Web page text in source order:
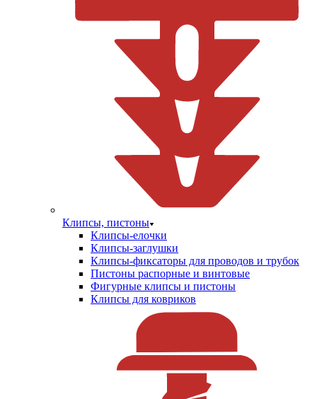
Клипсы, пистоны
Клипсы-елочки
Клипсы-заглушки
Клипсы-фиксаторы для проводов и трубок
Пистоны распорные и винтовые
Фигурные клипсы и пистоны
Клипсы для ковриков